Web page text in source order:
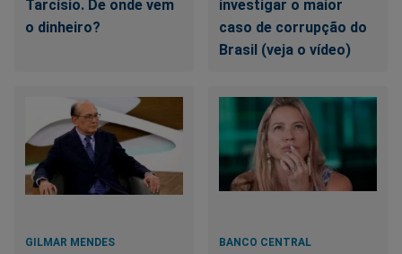
Tarcísio. De onde vem
o dinheiro?
investigar o maior
caso de corrupção do
Brasil (veja o vídeo)
GILMAR MENDES BANCO CENTRAL